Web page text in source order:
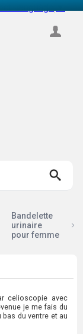
Language
Bandelette
urinaire
pour femme
celioscopie avec
je me fais du
du ventre et au